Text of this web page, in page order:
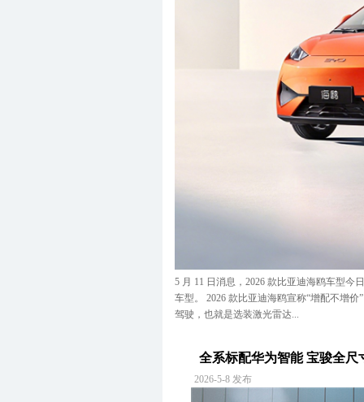
5 月 11 日消息，2026 款比亚迪海鸥车型今
车型。 2026 款比亚迪海鸥宣称“增配不增
驾驶，也就是选装激光雷达...
全系标配华为智能 宝骏全尺
2026-5-8 发布